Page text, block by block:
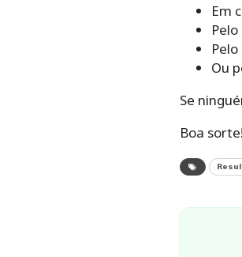
Em
Ou
Se
Boa sorte!